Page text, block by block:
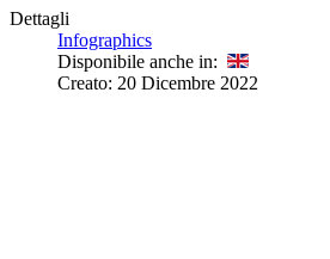
Dettagli
Infographics
Disponibile anche in:
Creato: 20 Dicembre 2022